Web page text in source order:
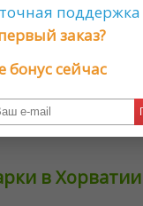
микс конфет,
фрукты, красиво
выбор изысканных
и торты,
подобранный выбор
готовится, чтобы
в
поддержка
заказ?
бонус сейчас